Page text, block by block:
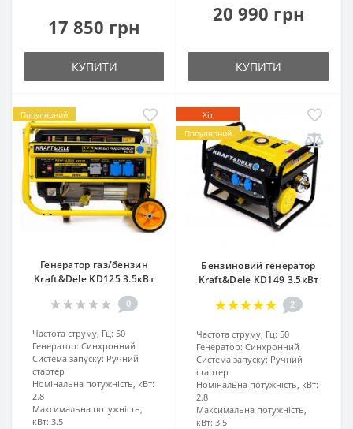
17 850 грн
КУПИТИ
20 990 грн
КУПИТИ
Популярний
Генератор газ/бензин
Kraft&Dele KD125 3.5кВт
0
Частота струму, Гц: 50
Генератор: Синхронний
Система запуску: Ручний
стартер
Номінальна потужність, кВт:
2.8
Максимальна потужність,
кВт: 3.5
Хіт
Популярний
Бензиновий генератор
Kraft&Dele KD149 3.5кВт
2
Частота струму, Гц: 50
Генератор: Синхронний
Система запуску: Ручний
стартер
Номінальна потужність, кВт:
2.8
Максимальна потужність,
кВт: 3.5